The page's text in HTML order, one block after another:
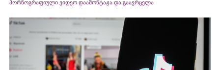
პორნოგრაფიული ვიდეო დაამონტაჟა და გაავრცელა